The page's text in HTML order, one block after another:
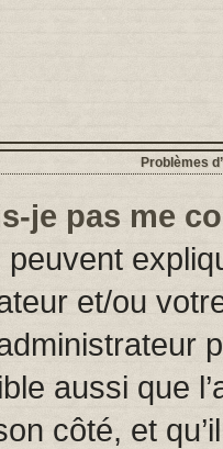
Problèmes
je pas me
et/ou
aussi que
côté, et